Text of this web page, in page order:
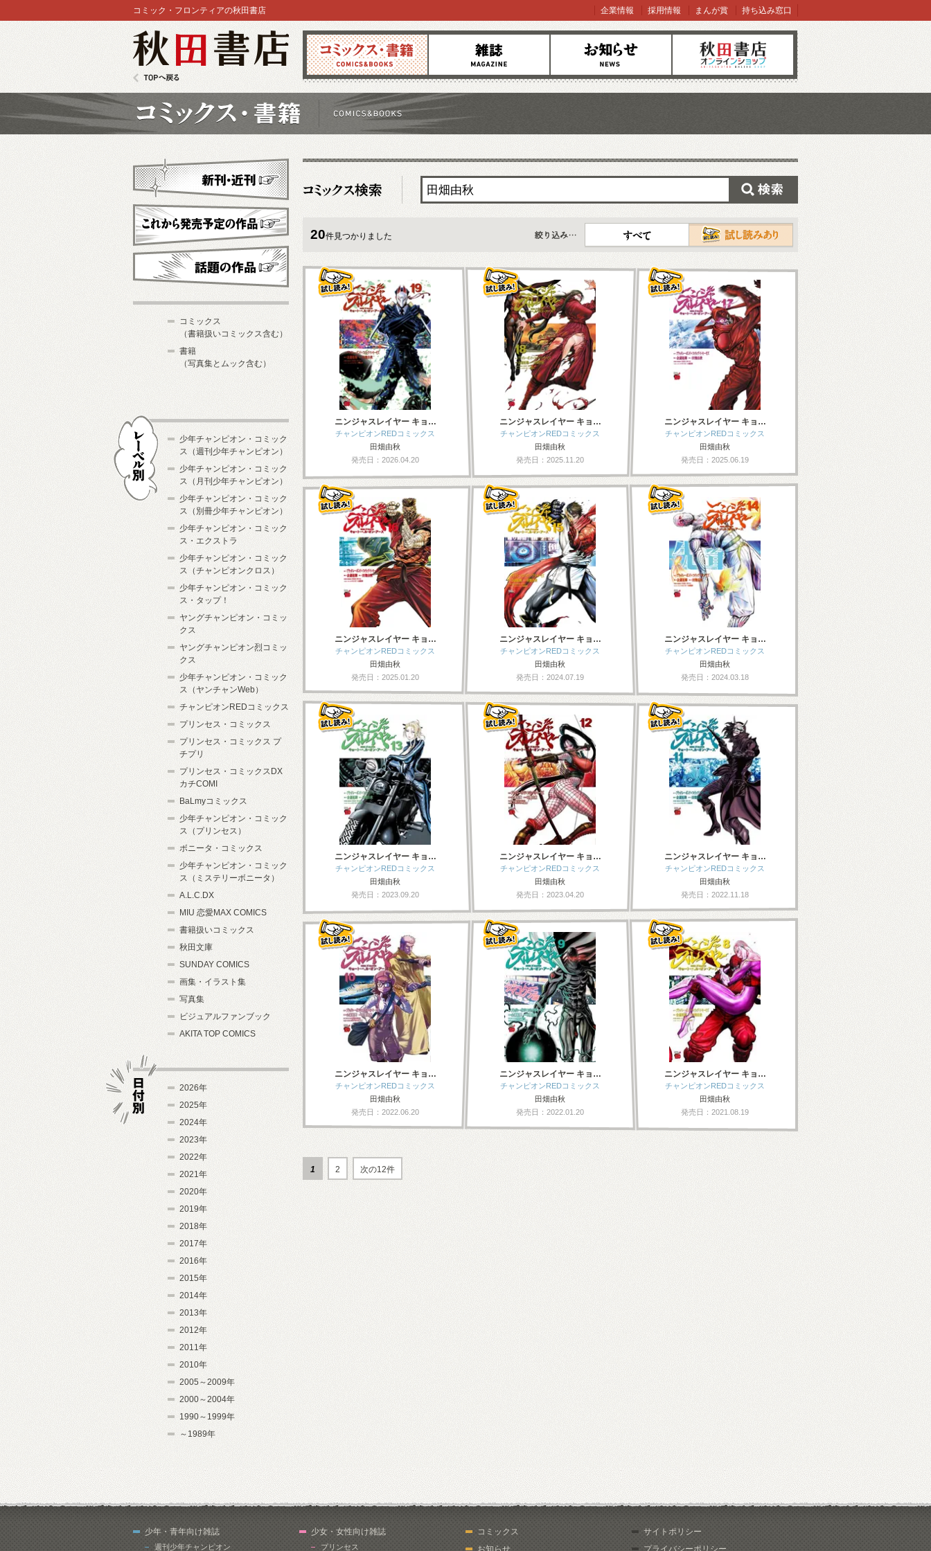
コミックス 雑誌 お知らせ オンラインショップ
コミック・フロンティアの秋田書店 企業情報 採用情報 まんが賞 持ち込み窓口
20件見つかりました
すべて
ニンジャスレイヤー キョ…
チャンピオンREDコミックス
田畑由秋
発売日：2026.04.20
ニンジャスレイヤー キョ…
チャンピオンREDコミックス
田畑由秋
発売日：2025.11.20
ニンジャスレイヤー キョ…
チャンピオンREDコミックス
田畑由秋
発売日：2025.06.19
ニンジャスレイヤー キョ…
チャンピオンREDコミックス
田畑由秋
発売日：2025.01.20
ニンジャスレイヤー キョ…
チャンピオンREDコミックス
田畑由秋
発売日：2024.07.19
ニンジャスレイヤー キョ…
チャンピオンREDコミックス
田畑由秋
発売日：2024.03.18
ニンジャスレイヤー キョ…
チャンピオンREDコミックス
田畑由秋
発売日：2023.09.20
ニンジャスレイヤー キョ…
チャンピオンREDコミックス
田畑由秋
発売日：2023.04.20
ニンジャスレイヤー キョ…
チャンピオンREDコミックス
田畑由秋
発売日：2022.11.18
ニンジャスレイヤー キョ…
チャンピオンREDコミックス
田畑由秋
発売日：2022.06.20
ニンジャスレイヤー キョ…
チャンピオンREDコミックス
田畑由秋
発売日：2022.01.20
ニンジャスレイヤー キョ…
チャンピオンREDコミックス
田畑由秋
発売日：2021.08.19
1 2 次の12件
新刊・近刊
これから発売予定
コミックス
（書籍扱いコミックス含む）
書籍
（写真集とムック含む）
少年チャンピオン・コミック
ス（週刊少年チャンピオン）
少年チャンピオン・コミック
ス（月刊少年チャンピオン）
少年チャンピオン・コミック
ス（別冊少年チャンピオン）
少年チャンピオン・コミック
ス・エクストラ
少年チャンピオン・コミック
ス（チャンピオンクロス）
少年チャンピオン・コミック
ス・タップ！
ヤングチャンピオン・コミッ
クス
ヤングチャンピオン烈コミッ
クス
少年チャンピオン・コミック
ス（ヤンチャンWeb）
チャンピオンREDコミックス
プリンセス・コミックス
プリンセス・コミックス プ
チプリ
プリンセス・コミックスDX
カチCOMI
BaLmyコミックス
少年チャンピオン・コミック
ス（プリンセス）
ボニータ・コミックス
少年チャンピオン・コミック
ス（ミステリーボニータ）
A.L.C.DX
MIU 恋愛MAX COMICS
書籍扱いコミックス
秋田文庫
SUNDAY COMICS
画集・イラスト集
写真集
ビジュアルファンブック
AKITA TOP COMICS
2026年
2025年
2024年
2023年
2022年
2021年
2020年
2019年
2018年
2017年
2016年
2015年
2014年
2013年
2012年
2011年
2010年
2005～2009年
2000～2004年
1990～1999年
～1989年
少年・青年向け雑誌
週刊少年チャンピオン
少女・女性向け雑誌
プリンセス
コミックス
お知らせ
サイトポリシー
プライバシーポリシー